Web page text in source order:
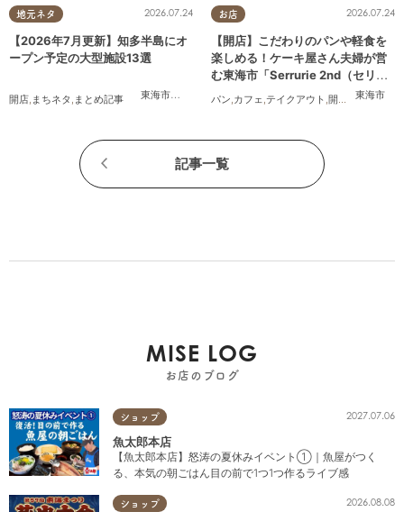
地元ネタ
東海市
,大府市 知多市,美浜町,南知多町
2026.07.24
【2026年7月更新】知多半島にオ
ープン予定の大型施設13選
開店, まちネタ , まとめ記事
お店
東海市
2026.07.24
【開店】こだわりのパンや軽食を
楽しめる！ケーキ屋さん夫婦が営
む東海市「Serrurie 2nd（セリュ
リエ セカンド）」6/29(月)テスト
オープン
パン,カフェ,テイクアウト ,開店 専門店,
記事一覧
MISE LOG
お店のブログ
ショップ 2027.07.06
魚太郎本店
【魚太郎本店】怒涛の夏休みイベント①｜魚屋がつく
る、本気の朝ごはん目の前で1つ1つ作るライブ感
ショップ 2026.08.08